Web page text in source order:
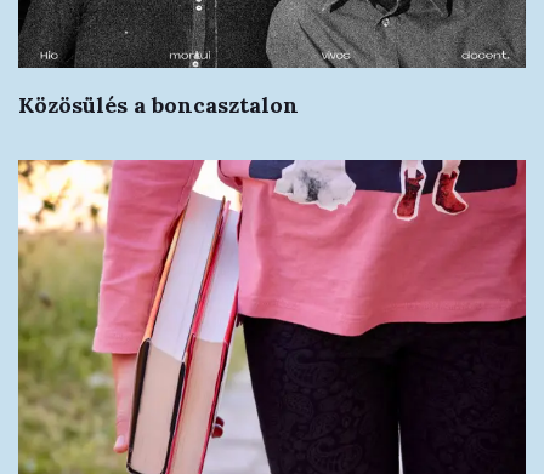
Közösülés a boncasztalon